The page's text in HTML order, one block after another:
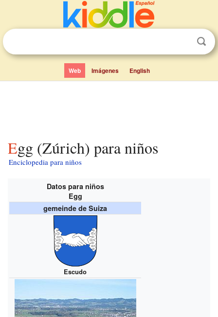
Web Imágenes English
Egg (Zúrich) para niños
Enciclopedia para niños
Datos para niños
Egg
gemeinde de Suiza
Escudo